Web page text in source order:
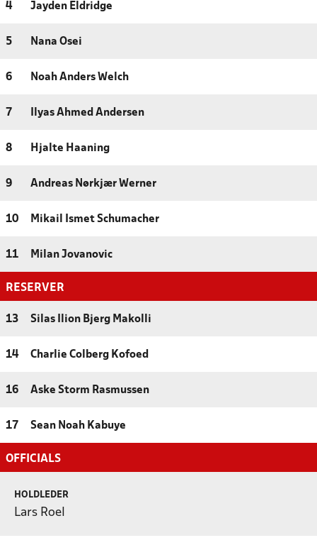
4 Jayden Eldridge
5 Nana Osei
6 Noah Anders Welch
7 Ilyas Ahmed Andersen
8 Hjalte Haaning
9 Andreas Nørkjær Werner
10 Mikail Ismet Schumacher
11 Milan Jovanovic
RESERVER
13 Silas Ilion Bjerg Makolli
14 Charlie Colberg Kofoed
16 Aske Storm Rasmussen
17 Sean Noah Kabuye
OFFICIALS
HOLDLEDER
Lars Roel